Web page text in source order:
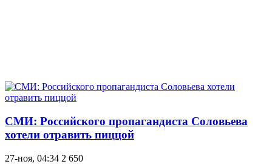
СМИ: Российского пропагандиста Соловьева
хотели отравить пиццой
27-ноя, 04:34 2 650